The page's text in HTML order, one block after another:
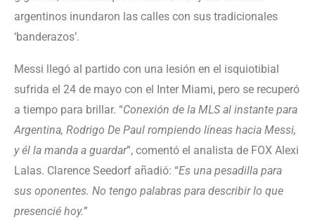
argentinos inundaron las calles con sus tradicionales
‘banderazos’.
Messi llegó al partido con una lesión en el isquiotibial
sufrida el 24 de mayo con el Inter Miami, pero se recuperó
a tiempo para brillar. “Conexión de la MLS al instante para
Argentina, Rodrigo De Paul rompiendo líneas hacia Messi,
y él la manda a guardar”, comentó el analista de FOX Alexi
Lalas. Clarence Seedorf añadió: “Es una pesadilla para
sus oponentes. No tengo palabras para describir lo que
presencié hoy.”